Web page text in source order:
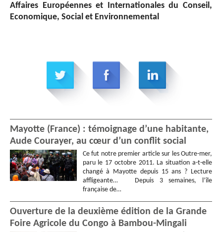
Affaires Européennes et Internationales du Conseil,
Economique, Social et Environnemental
Mayotte (France) : témoignage d’une habitante,
Aude Courayer, au cœur d’un conflit social
Ce fut notre premier article sur les Outre-mer,
paru le 17 octobre 2011. La situation a-t-elle
changé à Mayotte depuis 15 ans ? Lecture
affligeante… Depuis 3 semaines, l’île
française de…
Ouverture de la deuxième édition de la Grande
Foire Agricole du Congo à Bambou-Mingali